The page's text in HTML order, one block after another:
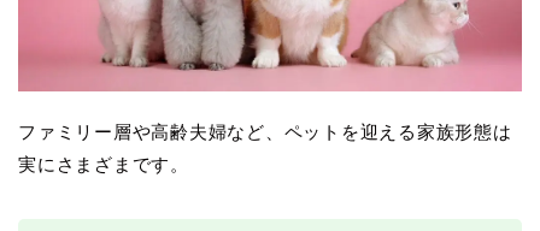
ファミリー層や高齢夫婦など、ペットを迎える家族形態は
実にさまざまです。